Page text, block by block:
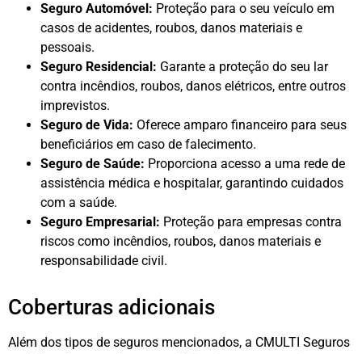
Seguro Automóvel: Proteção para o seu veículo em
casos de acidentes, roubos, danos materiais e
pessoais.
Seguro Residencial: Garante a proteção do seu lar
contra incêndios, roubos, danos elétricos, entre outros
imprevistos.
Seguro de Vida: Oferece amparo financeiro para seus
beneficiários em caso de falecimento.
Seguro de Saúde: Proporciona acesso a uma rede de
assistência médica e hospitalar, garantindo cuidados
com a saúde.
Seguro Empresarial: Proteção para empresas contra
riscos como incêndios, roubos, danos materiais e
responsabilidade civil.
Coberturas adicionais
Além dos tipos de seguros mencionados, a CMULTI Seguros